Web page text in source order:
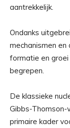
aantrekkelijk.
Ondanks
mechanismen
formatie en
begrepen.
De klassieke
Gibbs-Thomson-
primaire kader